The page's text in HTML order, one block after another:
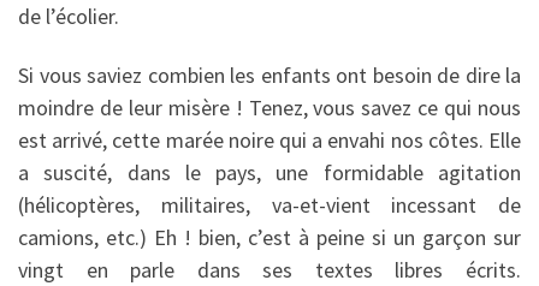
de l’écolier.
Si vous saviez combien les enfants ont besoin de dire la
moindre de leur misère ! Tenez, vous savez ce qui nous
est arrivé, cette marée noire qui a envahi nos côtes. Elle
a suscité, dans le pays, une formidable agitation
(hélicoptères, militaires, va-et-vient incessant de
camions, etc.) Eh ! bien, c’est à peine si un garçon sur
vingt en parle dans ses textes libres écrits.